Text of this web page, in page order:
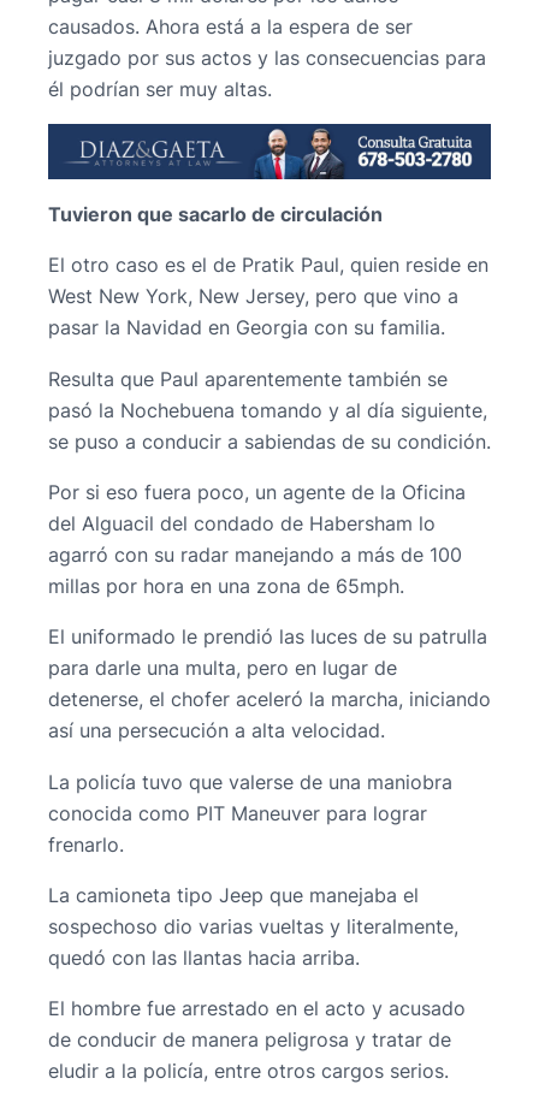
causados. Ahora está a la espera de ser
juzgado por sus actos y las consecuencias para
él podrían ser muy altas.
Tuvieron que sacarlo de circulación
El otro caso es el de Pratik Paul, quien reside en
West New York, New Jersey, pero que vino a
pasar la Navidad en Georgia con su familia.
Resulta que Paul aparentemente también se
pasó la Nochebuena tomando y al día siguiente,
se puso a conducir a sabiendas de su condición.
Por si eso fuera poco, un agente de la Oficina
del Alguacil del condado de Habersham lo
agarró con su radar manejando a más de 100
millas por hora en una zona de 65mph.
El uniformado le prendió las luces de su patrulla
para darle una multa, pero en lugar de
detenerse, el chofer aceleró la marcha, iniciando
así una persecución a alta velocidad.
La policía tuvo que valerse de una maniobra
conocida como PIT Maneuver para lograr
frenarlo.
La camioneta tipo Jeep que manejaba el
sospechoso dio varias vueltas y literalmente,
quedó con las llantas hacia arriba.
El hombre fue arrestado en el acto y acusado
de conducir de manera peligrosa y tratar de
eludir a la policía, entre otros cargos serios.